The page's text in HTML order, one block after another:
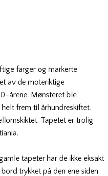
farger og markerte
av de moteriktige
årene. Mønsteret ble
frem til århundreskiftet.
Tapetet er trolig
tapeter har de ikke eksakt
trykket på den ene siden.